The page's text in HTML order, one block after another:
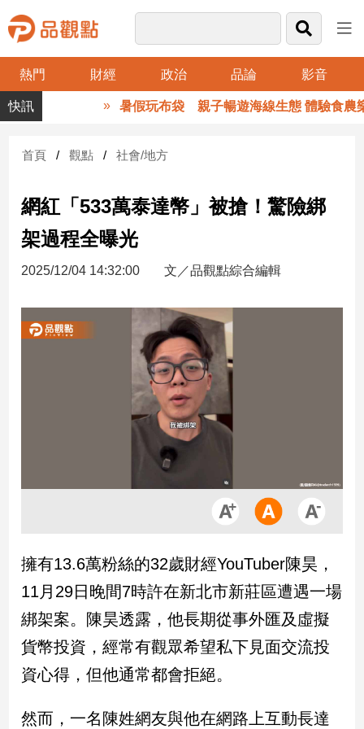
熱門 財經 政治 品論 影音
品
觀
財
台
財
新
產
經/
品
政
治
政
治
焦
品
點
暑假玩布袋 親子暢遊海線生態 體驗食農樂趣
首頁 觀點 社會/地方
網紅「533萬泰達幣」被搶！驚險綁
架過程全曝光
2025/12/04 14:32:00 文／品觀點綜合編輯
擁有13.6萬粉絲的32歲財經YouTuber陳昊，
11月29日晚間7時許在新北市新莊區遭遇一場
綁架案。陳昊透露，他長期從事外匯及虛擬
貨幣投資，經常有觀眾希望私下見面交流投
資心得，但他通常都會拒絕。
然而，一名陳姓網友與他在網路上互動長達